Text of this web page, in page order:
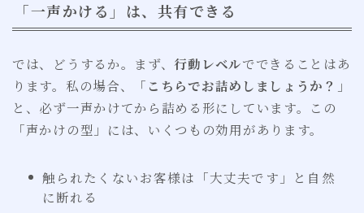
「一声かける」は、共有できる
では、どうするか。まず、行動レベルでできることはあ
ります。私の場合、「 こちらでお詰めしましょうか？ 」
と、必ず一声かけてから詰める形にしています。この
「声かけの型」には、いくつもの効用があります。
触られたくないお客様は「大丈夫です」と自然
に断れる